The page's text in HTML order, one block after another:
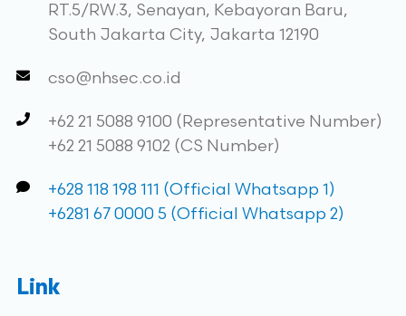
RT.5/RW.3, Senayan, Kebayoran Baru,
South Jakarta City, Jakarta 12190
cso@nhsec.co.id
+62 21 5088 9100 (Representative Number)
+62 21 5088 9102 (CS Number)
+628 118 198 111 (Official Whatsapp 1)
+6281 67 0000 5 (Official Whatsapp 2)
Link